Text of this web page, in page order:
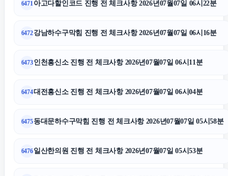
6471 아고다할인코드 진행 전 체크사항 2026년07월07일 06시22분
6472강남하수구막힘 진행 전 체크사항 2026년07월07일 06시16분
6473인천흥신소 진행 전 체크사항 2026년07월07일 06시11분
6474대전흥신소 진행 전 체크사항 2026년07월07일 06시04분
6475동대문하수구막힘 진행 전 체크사항 2026년07월07일 05시58분
6476일산한의원 진행 전 체크사항 2026년07월07일 05시53분